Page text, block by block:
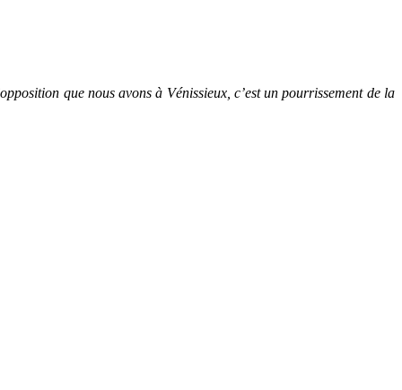
que nous avons à Vénissieux, c’est un pourrissement de la